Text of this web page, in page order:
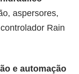
aspersores,
Rain
e automação